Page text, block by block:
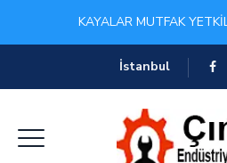
KAYALAR MUTFAK
İstanbul